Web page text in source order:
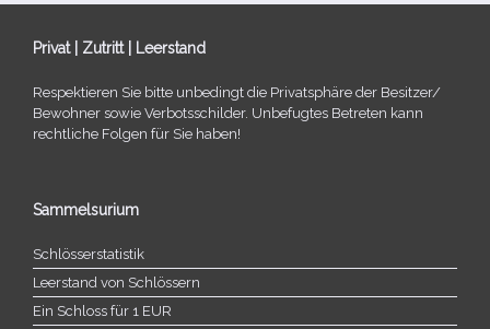
Privat | Zutritt | Leerstand
Respektieren Sie bitte unbe­dingt die Privatsphäre der Besitzer/​
Bewohner sowie Verbotsschilder. Unbefugtes Betreten kann
recht­li­che Folgen für Sie haben!
Sammelsurium
Schlösserstatistik
Leerstand von Schlössern
Ein Schloss für 1 EUR